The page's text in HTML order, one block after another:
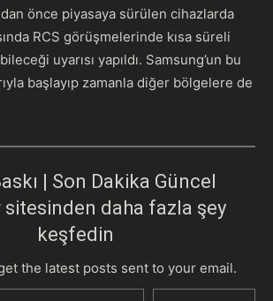
önce piyasaya sürülen cihazlarda
RCS görüşmelerinde kısa süreli
uyarısı yapıldı. Samsung’un bu
başlayıp zamanla diğer bölgelere de
| Son Dakika Güncel
sitesinden daha fazla şey
keşfedin
the latest posts sent to your email.